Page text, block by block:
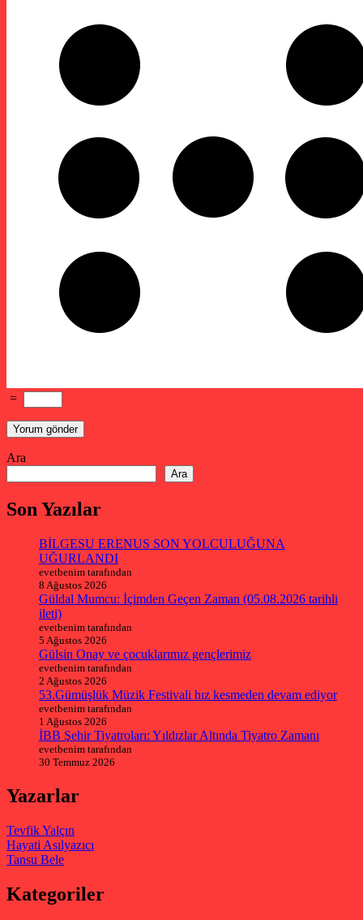
=
Ara
Ara
Son Yazılar
BİLGESU ERENUS SON YOLCULUĞUNA
UĞURLANDI
evetbenim tarafından
8 Ağustos 2026
Güldal Mumcu: İçimden Geçen Zaman (05.08.2026 tarihli
ileti)
evetbenim tarafından
5 Ağustos 2026
Gülsin Onay ve çocuklarımız gençlerimiz
evetbenim tarafından
2 Ağustos 2026
53.Gümüşlük Müzik Festivali hız kesmeden devam ediyor
evetbenim tarafından
1 Ağustos 2026
İBB Şehir Tiyatroları: Yıldızlar Altında Tiyatro Zamanı
evetbenim tarafından
30 Temmuz 2026
Yazarlar
Tevfik Yalçın
Hayati Asılyazıcı
Tansu Bele
Kategoriler